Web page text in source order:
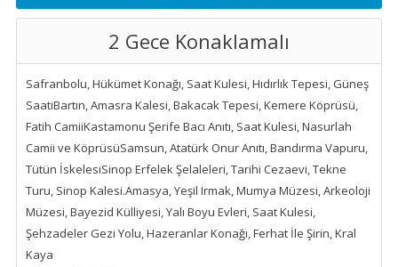
2 Gece Konaklamalı
Safranbolu, Hükümet Konağı, Saat Kulesi, Hıdırlık Tepesi, Güneş
SaatiBartın, Amasra Kalesi, Bakacak Tepesi, Kemere Köprüsü,
Fatih CamiiKastamonu Şerife Bacı Anıtı, Saat Kulesi, Nasurlah
Camii ve KöprüsüSamsun, Atatürk Onur Anıtı, Bandırma Vapuru,
Tütün İskelesiSinop Erfelek Şelaleleri, Tarihi Cezaevi, Tekne
Turu, Sinop Kalesi.Amasya, Yeşil Irmak, Mumya Müzesi, Arkeoloji
Müzesi, Bayezid Külliyesi, Yalı Boyu Evleri, Saat Kulesi,
Şehzadeler Gezi Yolu, Hazeranlar Konağı, Ferhat İle Şirin, Kral
Kaya